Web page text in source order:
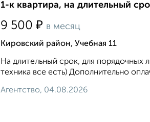
1-к квартира, на длительный
9 500 ₽ в месяц
Кировский район, Учебная 11
На длительный срок, для
техника все есть) Дополнительно
Агентство, 04.08.2026